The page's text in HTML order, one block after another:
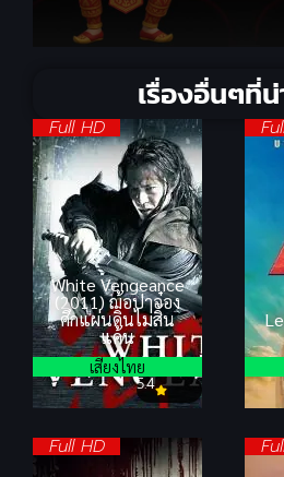
เรื่องอื่นๆที่
Full HD
White Vengeance
(2011) ฌ้อปาอ๋อง
ศึกแผ่นดินไม่สิ้น
แค้น
5.4
เสียงไทย
Full HD